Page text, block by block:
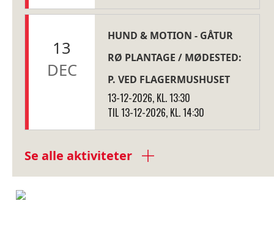
13
DEC
HUND & MOTION - GÅTUR
RØ PLANTAGE / MØDESTED:
P. VED FLAGERMUSHUSET
13-12-2026, KL. 13:30
TIL 13-12-2026, KL. 14:30
Se alle aktiviteter